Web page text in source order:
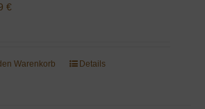
€
Warenkorb Details